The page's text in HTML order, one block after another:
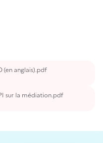
courriel
(en anglais).pdf
sur la médiation.pdf